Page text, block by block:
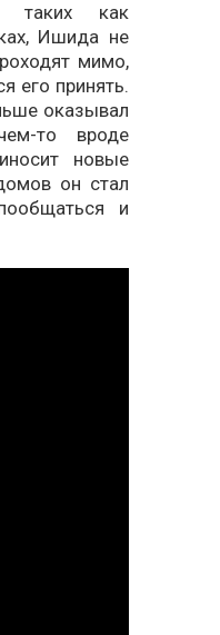
таких как
Ишида не
мимо,
его принять.
оказывал
то вроде
новые
он стал
и